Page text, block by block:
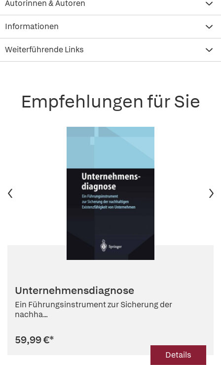
Autorinnen & Autoren
Informationen
Weiterführende Links
Empfehlungen für Sie
Unternehmensdiagnose
Ein Führungsinstrument zur Sicherung der
nachha...
59,99 €*
Details